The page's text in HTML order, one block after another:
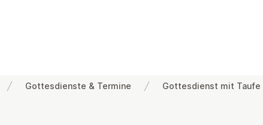
Gottesdienste & Termine Gottesdienst mit Taufe